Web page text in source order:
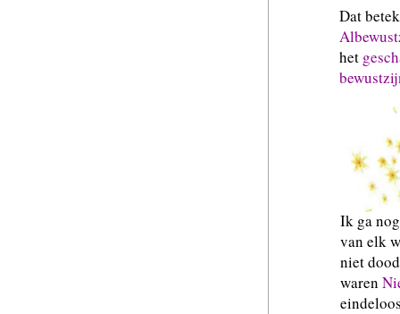
Dat
het
Ik ga
van elk
niet
waren